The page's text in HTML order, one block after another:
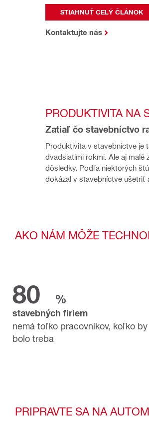
STIAHNUŤ CELÝ ČLÁNOK
Kontaktujte nás
PRODUKTIVITA NA
Zatiaľ čo stavebníctvo
Produktivita v stavebníctve je
dvadsiatimi rokmi. Ale aj
dôsledky. Podľa niektorých
dokázal v stavebníctve ušetriť
AKO NÁM MÔŽE
80 %
stavebných firiem
nemá toľko pracovníkov, koľko by
bolo treba
PRIPRAVTE SA NA